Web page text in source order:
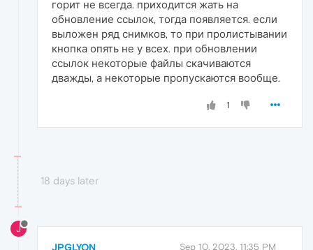
горит не всегда. приходится жать на
обновление ссылок, тогда появляется. если
выложен ряд снимков, то при пролистывании
кнопка опять не у всех. при обновлении
ссылок некоторые файлы скачиваются
дважды, а некоторые пропускаются вообще.
1
18 days later
J
JPGLYON Sep 10, 2023, 11:35 PM